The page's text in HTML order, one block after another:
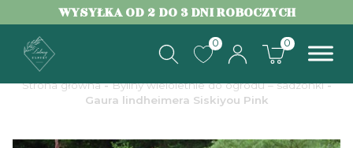
WYSYŁKA OD 2 DO 3 DNI ROBOCZYCH
0 0
Strona główna-Byliny wieloletnie do ogrodu – sadzonki-
Gaura lindheimera Siskiyou Pink